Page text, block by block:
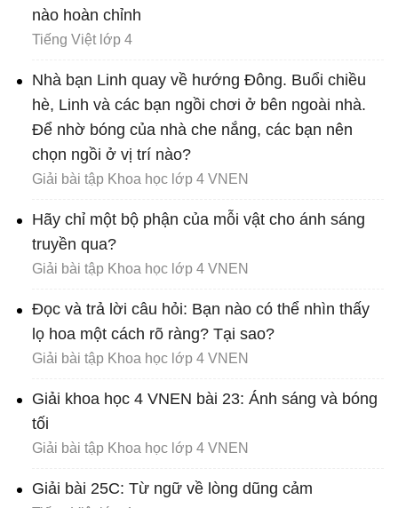
nào hoàn chỉnh
Tiếng Việt lớp 4
Nhà bạn Linh quay về hướng Đông. Buổi chiều
hè, Linh và các bạn ngồi chơi ở bên ngoài nhà.
Để nhờ bóng của nhà che nắng, các bạn nên
chọn ngồi ở vị trí nào?
Giải bài tập Khoa học lớp 4 VNEN
Hãy chỉ một bộ phận của mỗi vật cho ánh sáng
truyền qua?
Giải bài tập Khoa học lớp 4 VNEN
Đọc và trả lời câu hỏi: Bạn nào có thể nhìn thấy
lọ hoa một cách rõ ràng? Tại sao?
Giải bài tập Khoa học lớp 4 VNEN
Giải khoa học 4 VNEN bài 23: Ánh sáng và bóng
tối
Giải bài tập Khoa học lớp 4 VNEN
Giải bài 25C: Từ ngữ về lòng dũng cảm